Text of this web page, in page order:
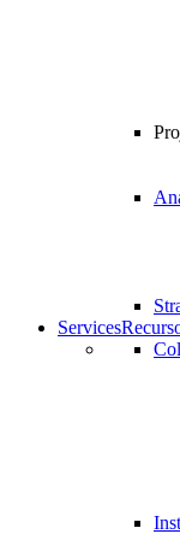
Services